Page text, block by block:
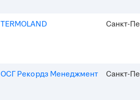
TERMOLAND Санкт-
ОСГ Рекордз Менеджмент Санкт-